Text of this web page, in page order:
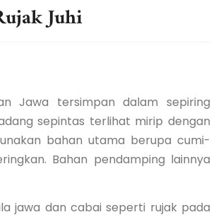
Juhi
Jawa tersimpan dalam sepiring
sepintas terlihat mirip dengan
bahan utama berupa cumi-
Bahan pendamping lainnya
jawa dan cabai seperti rujak pada